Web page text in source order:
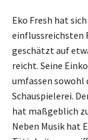
Eko Fresh hat
einflussreichsten
geschätzt auf
reicht. Seine
umfassen sowohl
Schauspielerei.
hat maßgeblich
Neben Musik hat